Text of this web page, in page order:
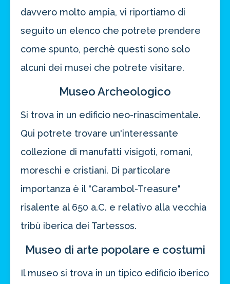
davvero molto ampia, vi riportiamo di
seguito un elenco che potrete prendere
come spunto, perchè questi sono solo
alcuni dei musei che potrete visitare.
Museo Archeologico
Si trova in un edificio neo-rinascimentale.
Qui potrete trovare un'interessante
collezione di manufatti visigoti, romani,
moreschi e cristiani. Di particolare
importanza è il "Carambol-Treasure"
risalente al 650 a.C. e relativo alla vecchia
tribù iberica dei Tartessos.
Museo di arte popolare e costumi
Il museo si trova in un tipico edificio iberico